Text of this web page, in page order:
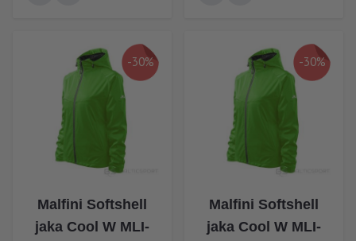
-30%
Malfini Softshell
jaka Cool W MLI-
-30%
Malfini Softshell
jaka Cool W MLI-